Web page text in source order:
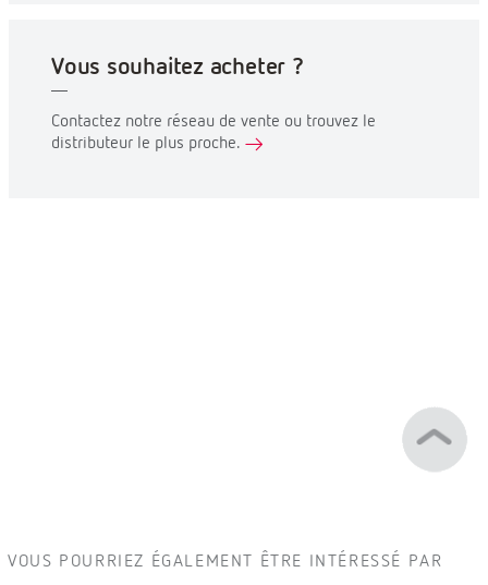
Vous souhaitez acheter ?
Contactez notre réseau de vente ou trouvez le
distributeur le plus proche.
VOUS POURRIEZ ÉGALEMENT ÊTRE INTÉRESSÉ PAR